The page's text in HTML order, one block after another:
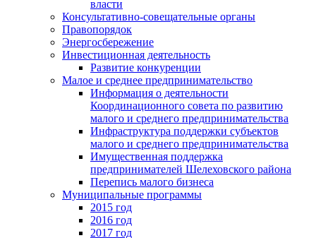
власти
Консультативно-совещательные органы
Правопорядок
Энергосбережение
Инвестиционная деятельность
Развитие конкуренции
Малое и среднее предпринимательство
Информация о деятельности
Координационного совета по развитию
малого и среднего предпринимательства
Инфраструктура поддержки субъектов
малого и среднего предпринимательства
Имущественная поддержка
предпринимателей Шелеховского района
Перепись малого бизнеса
Муниципальные программы
2015 год
2016 год
2017 год